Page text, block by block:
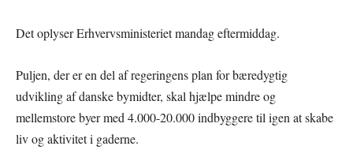
Det oplyser Erhvervsministeriet mandag eftermiddag.
Puljen, der er en del af regeringens plan for bæredygtig
udvikling af danske bymidter, skal hjælpe mindre og
mellemstore byer med 4.000-20.000 indbyggere til igen at skabe
liv og aktivitet i gaderne.